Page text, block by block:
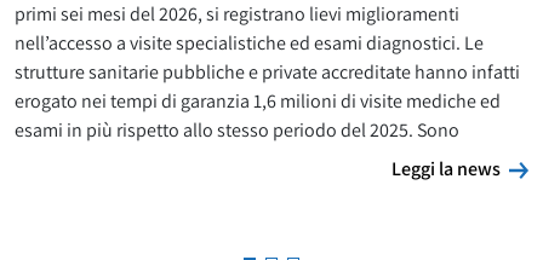
primi sei mesi del 2026, si registrano lievi miglioramenti
nell’accesso a visite specialistiche ed esami diagnostici. Le
strutture sanitarie pubbliche e private accreditate hanno infatti
erogato nei tempi di garanzia 1,6 milioni di visite mediche ed
esami in più rispetto allo stesso periodo del 2025. Sono
Leggi la news